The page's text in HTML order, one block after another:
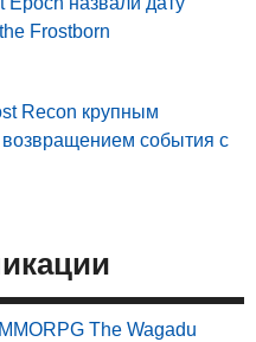
Frostborn
Recon крупным
события с
The Wagadu